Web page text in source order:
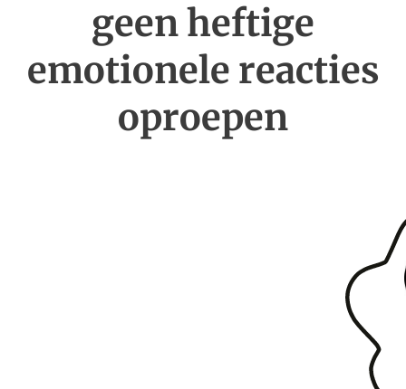
geen heftige
emotionele reacties
oproepen